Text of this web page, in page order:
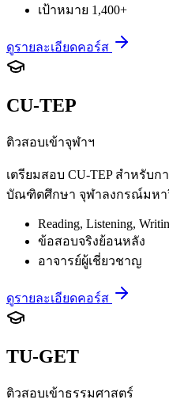
เป้าหมาย 1,400+
ดูรายละเอียดคอร์ส
CU-TEP
ติวสอบเข้าจุฬาฯ
เตรียมสอบ CU-TEP สำหรับ
บัณฑิตศึกษา จุฬาลงกรณ์มหา
Reading, Listening,
ข้อสอบจริงย้อนหลัง
อาจารย์ผู้เชี่ยวชาญ
ดูรายละเอียดคอร์ส
TU-GET
ติวสอบเข้าธรรมศาสตร์